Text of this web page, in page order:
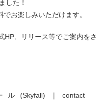
した！
お楽しみいただけます。
HP、リリース等でご案内をさ
(Skyfall)｜contact